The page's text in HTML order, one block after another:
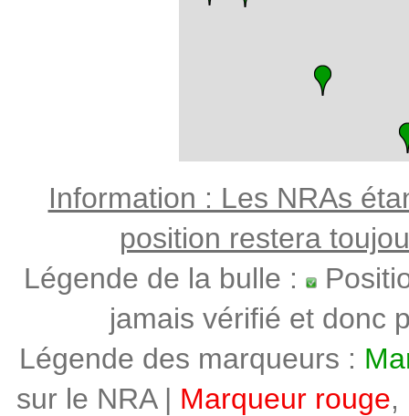
Information : Les NRAs
position restera
Légende de la bulle :
jamais vérifié et donc
Légende des marqueurs :
sur le NRA | Marqueur rouge,